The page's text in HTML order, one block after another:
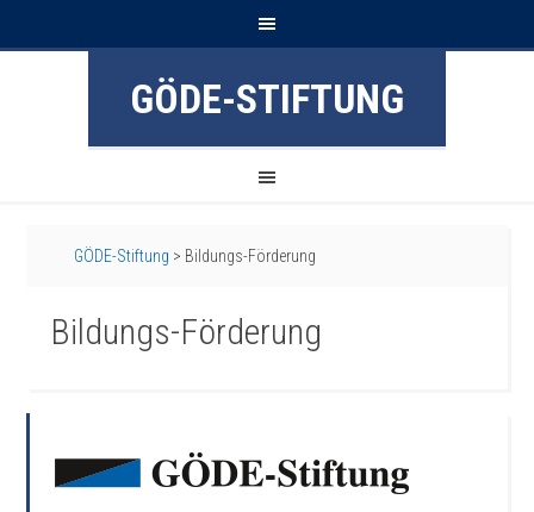
GÖDE-STIFTUNG
GÖDE-Stiftung > Bildungs-Förderung
Bildungs-Förderung